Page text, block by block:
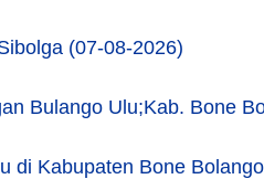
(07-08-2026)
Bulango Ulu;Kab. Bone
di Kabupaten Bone Bolango